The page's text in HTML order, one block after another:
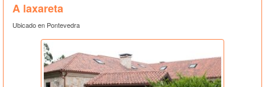
A laxareta
Ubicado en Pontevedra